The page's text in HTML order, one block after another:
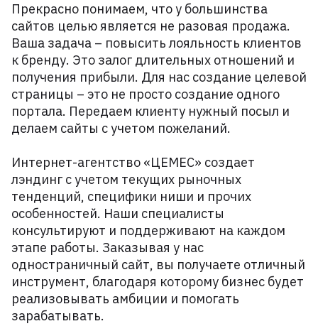
Прекрасно понимаем, что у большинства
сайтов целью является не разовая продажа.
Ваша задача – повысить лояльность клиентов
к бренду. Это залог длительных отношений и
получения прибыли. Для нас создание целевой
страницы – это не просто создание одного
портала. Передаем клиенту нужный посыл и
делаем сайты с учетом пожеланий.
Интернет-агентство «ЦЕМЕС» создает
лэндинг с учетом текущих рыночных
тенденций, специфики ниши и прочих
особенностей. Наши специалисты
консультируют и поддерживают на каждом
этапе работы. Заказывая у нас
одностраничный сайт, вы получаете отличный
инструмент, благодаря которому бизнес будет
реализовывать амбиции и помогать
зарабатывать.